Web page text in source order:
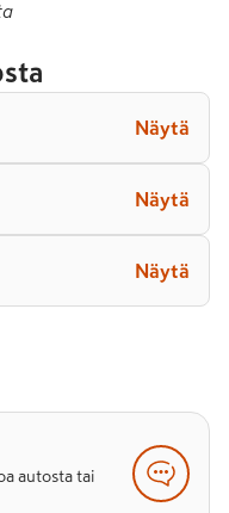
Näytä
Näytä
Näytä
autosta tai